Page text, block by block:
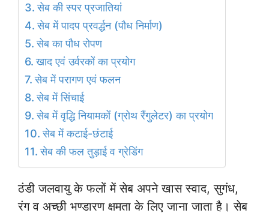
सेब की स्पर प्रजातियां
सेब में पादप प्रवर्द्धन (पौध निर्माण)
सेब का पौध रोपण
खाद एवं उर्वरकों का प्रयोग
सेब में परागण एवं फलन
सेब में सिंचाई
सेब में वृद्धि नियामकों (ग्रोथ रैंगुलेटर) का प्रयोग
सेब में कटाई-छंटाई
सेब की फल तुड़ाई व ग्रेडिंग
ठंडी जलवायु के फलों में सेब अपने खास स्वाद, सुगंध,
रंग व अच्छी भण्डारण क्षमता के लिए जाना जाता है। सेब